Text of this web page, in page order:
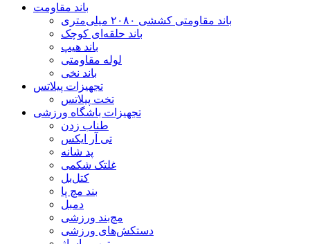
باند مقاومت
باند مقاومتی کششی ۲۰۸۰ میلی‌متری
باند حلقه‌ای کوچک
باند هیپ
لوله مقاومتی
باند نخی
تجهیزات پیلاتس
تخت پیلاتس
تجهیزات باشگاه ورزشی
طناب زدن
تی آر ایکس
پد شانه
غلتک شکمی
کتل‌بل
بند مچ پا
دمبل
مچ‌بند ورزشی
دستکش‌های ورزشی